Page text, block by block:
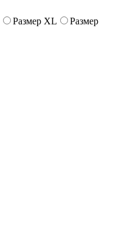
Размер XL
Размер